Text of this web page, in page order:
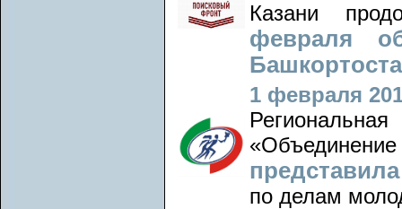
Казани
февраля
1 февраля
по делам